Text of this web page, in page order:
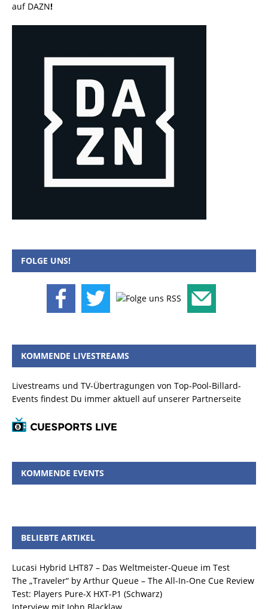
auf DAZN!
FOLGE UNS!
KOMMENDE LIVESTREAMS
Livestreams und TV-Übertragungen von Top-Pool-Billard-
Events findest Du immer aktuell auf unserer Partnerseite
KOMMENDE EVENTS
BELIEBTE ARTIKEL
Lucasi Hybrid LHT87 – Das Weltmeister-Queue im Test
The „Traveler“ by Arthur Queue – The All-In-One Cue Review
Test: Players Pure-X HXT-P1 (Schwarz)